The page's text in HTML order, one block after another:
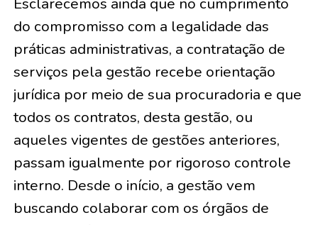
do compromisso com a legalidade das
práticas administrativas, a contratação de
serviços pela gestão recebe orientação
jurídica por meio de sua procuradoria e que
todos os contratos, desta gestão, ou
aqueles vigentes de gestões anteriores,
passam igualmente por rigoroso controle
interno. Desde o início, a gestão vem
buscando colaborar com os órgãos de